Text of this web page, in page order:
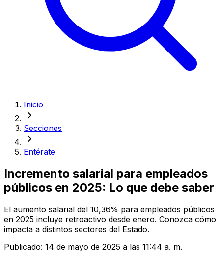
Inicio
Secciones
Entérate
Incremento salarial para empleados
públicos en 2025: Lo que debe saber
El aumento salarial del 10,36% para empleados públicos
en 2025 incluye retroactivo desde enero. Conozca cómo
impacta a distintos sectores del Estado.
Publicado: 14 de mayo de 2025 a las 11:44 a. m.